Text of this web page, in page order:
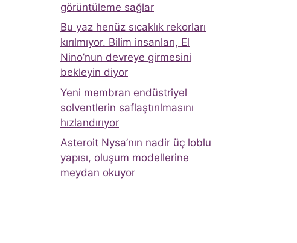
görüntüleme sağlar
Bu yaz henüz sıcaklık rekorları
kırılmıyor. Bilim insanları, El
Nino’nun devreye girmesini
bekleyin diyor
Yeni membran endüstriyel
solventlerin saflaştırılmasını
hızlandırıyor
Asteroit Nysa’nın nadir üç loblu
yapısı, oluşum modellerine
meydan okuyor